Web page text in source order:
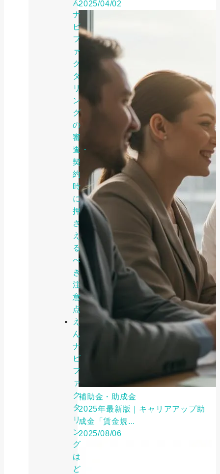
ん
ナ
ビ
フ
ァ
ク
タ
リ
ン
グ
の
審
査・
契
約
時
に
押
さ
え
る
べ
き
注
意
点
え
ん
ナ
ビ
フ
ァ
ク
タ
リ
ン
グ
は
ど
2025/04/02
補助金・助成金
2025年最新版｜キャリアアップ助
成金「賃金規...
2025/08/06